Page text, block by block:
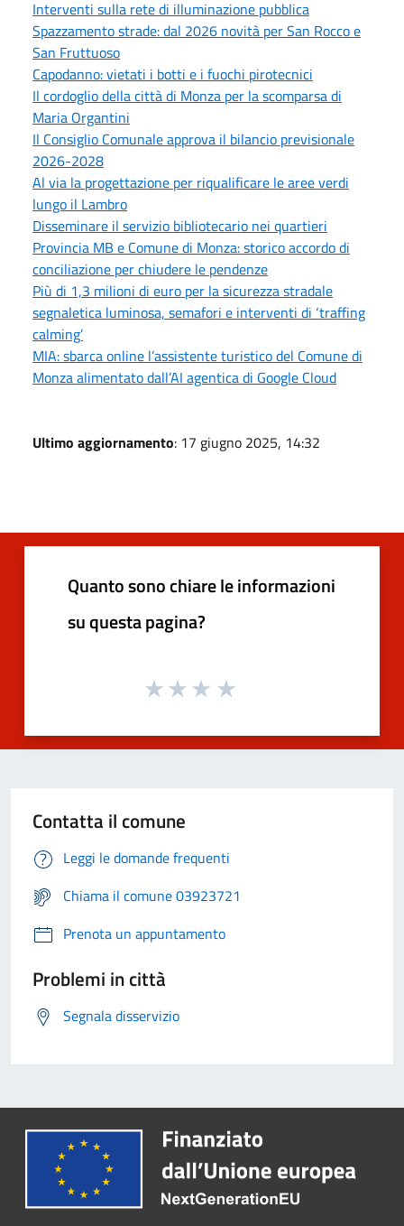
Interventi sulla rete di illuminazione pubblica
Spazzamento strade: dal 2026 novità per San Rocco e
San Fruttuoso
Capodanno: vietati i botti e i fuochi pirotecnici
Il cordoglio della città di Monza per la scomparsa di
Maria Organtini
Il Consiglio Comunale approva il bilancio previsionale
2026-2028
Al via la progettazione per riqualificare le aree verdi
lungo il Lambro
Disseminare il servizio bibliotecario nei quartieri
Provincia MB e Comune di Monza: storico accordo di
conciliazione per chiudere le pendenze
Più di 1,3 milioni di euro per la sicurezza stradale
segnaletica luminosa, semafori e interventi di ‘traffing
calming’
MIA: sbarca online l’assistente turistico del Comune di
Monza alimentato dall’AI agentica di Google Cloud
Ultimo aggiornamento: 17 giugno 2025, 14:32
Quanto sono chiare le informazioni
su questa pagina?
Contatta il comune
Leggi le domande frequenti
Chiama il comune 03923721
Prenota un appuntamento
Problemi in città
Segnala disservizio